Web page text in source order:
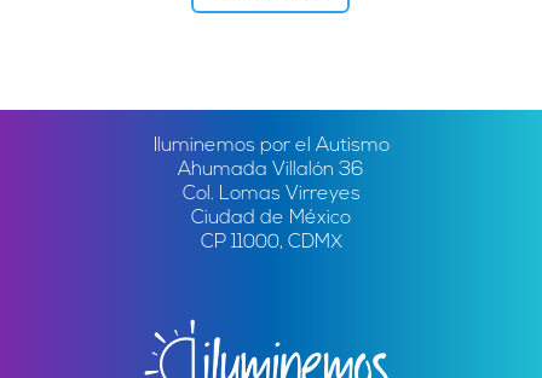
Iluminemos por el Autismo
Ahumada Villalón 36
Col. Lomas Virreyes
Ciudad de México
CP 11000, CDMX